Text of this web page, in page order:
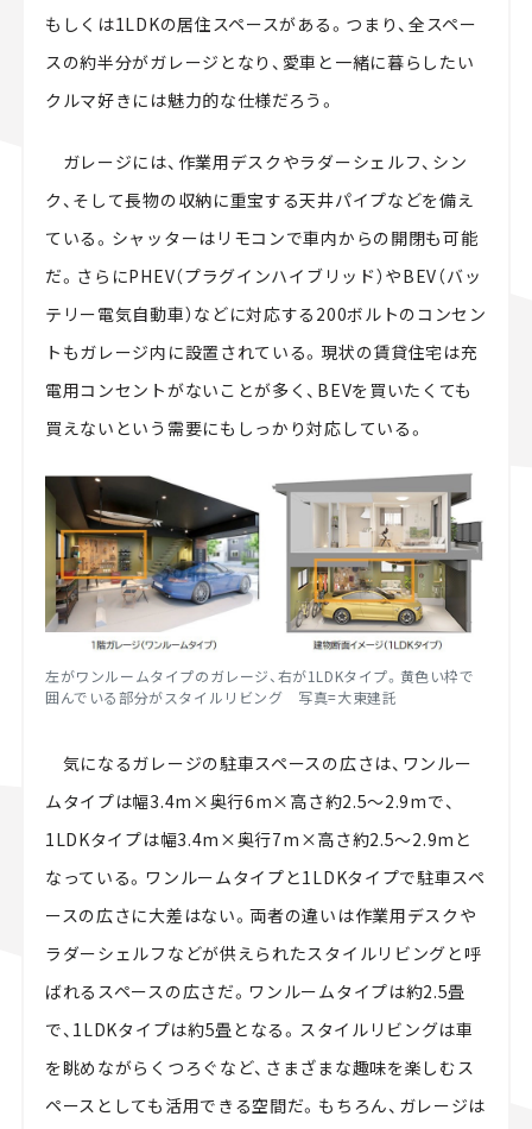
もしくは1LDKの居住スペースがある。つまり、全スペー
スの約半分がガレージとなり、愛車と一緒に暮らしたい
クルマ好きには魅力的な仕様だろう。
ガレージには、作業用デスクやラダーシェルフ、シン
ク、そして長物の収納に重宝する天井パイプなどを備え
ている。シャッターはリモコンで車内からの開閉も可能
だ。さらにPHEV（プラグインハイブリッド）やBEV（バッ
テリー電気自動車）などに対応する 200ボルトのコンセン
トもガレージ内に設置されている。現状の賃貸住宅は充
電用コンセントがないことが多く、BEVを買いたくても
買えないという需要にもしっかり対応している。
左がワンルームタイプのガレージ、右が1LDKタイプ。黄色い枠で
囲んでいる部分がスタイルリビング 写真=大東建託
気になるガレージの駐車スペースの広さは、ワンルー
ムタイプは幅3.4m ×奥行6m×高さ約2.5～2.9mで、
1LDKタイプは幅3.4m ×奥行7m ×高さ約2.5～2.9m と
なっている。ワンルームタイプと1LDKタイプで駐車スペ
ースの広さに大差はない。両者の違いは作業用デスクや
ラダーシェルフなどが供えられたスタイルリビングと呼
ばれるスペースの広さだ。ワンルームタイプは約2.5畳
で、 1LDKタイプは約5畳となる。スタイルリビングは車
を眺めながらくつろぐなど、さまざまな趣味を楽しむス
ペースとしても活用できる空間だ。もちろん、ガレージは